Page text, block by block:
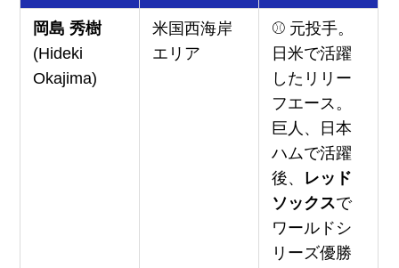
岡島 秀樹
(Hideki
Okajima)
米国西海岸
エリア
⚾ 元投手。
日米で活躍
したリリー
フエース。
巨人、日本
ハムで活躍
後、
レッド
ソックスで
ワールドシ
リーズ優勝